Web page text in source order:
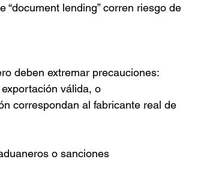
lending” corren riesgo de
deben extremar precauciones:
válida, o
correspondan al fabricante real de
o sanciones